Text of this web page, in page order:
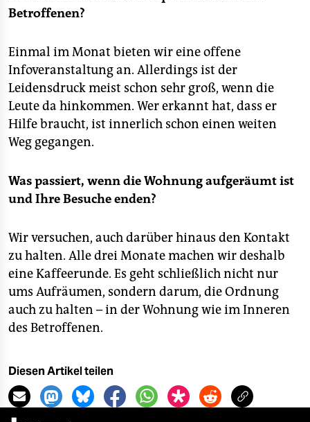
Betroffenen?
Einmal im Monat bieten wir eine offene
Infoveranstaltung an. Allerdings ist der
Leidensdruck meist schon sehr groß, wenn die
Leute da hinkommen. Wer erkannt hat, dass er
Hilfe braucht, ist innerlich schon einen weiten
Weg gegangen.
Was passiert, wenn die Wohnung aufgeräumt ist
und Ihre Besuche enden?
Wir versuchen, auch darüber hinaus den Kontakt
zu halten. Alle drei Monate machen wir deshalb
eine Kaffeerunde. Es geht schließlich nicht nur
ums Aufräumen, sondern darum, die Ordnung
auch zu halten – in der Wohnung wie im Inneren
des Betroffenen.
Diesen Artikel teilen